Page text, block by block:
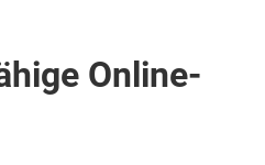
Online-